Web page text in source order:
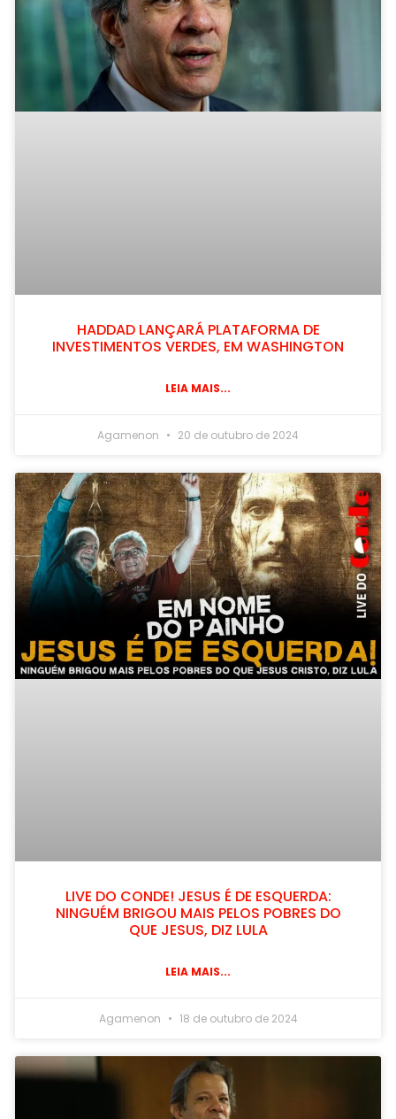
HADDAD LANÇARÁ PLATAFORMA DE
INVESTIMENTOS VERDES, EM WASHINGTON
LEIA MAIS...
Agamenon 20 de outubro de 2024
LIVE DO CONDE! JESUS É DE ESQUERDA:
NINGUÉM BRIGOU MAIS PELOS POBRES DO
QUE JESUS, DIZ LULA
LEIA MAIS...
Agamenon 18 de outubro de 2024